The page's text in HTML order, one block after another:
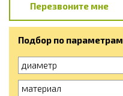
Перезвоните мне
Подбор по параметрам
диаметр
материал